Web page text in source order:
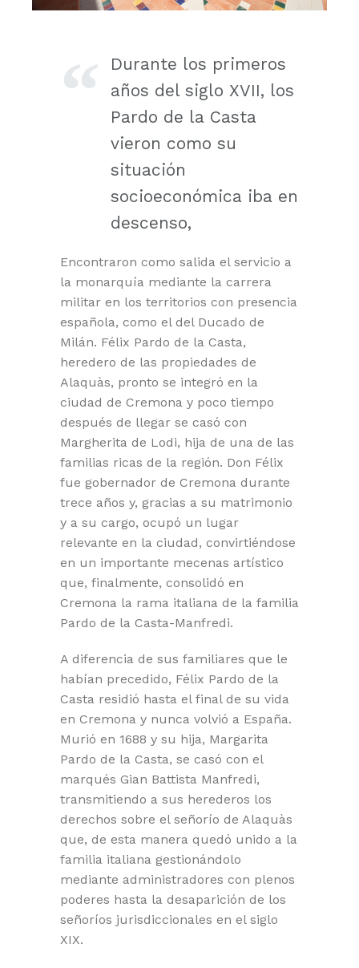
Durante los primeros
años del siglo XVII, los
Pardo de la Casta
vieron como su
situación
socioeconómica iba en
descenso,
Encontraron como salida el servicio a
la monarquía mediante la carrera
militar en los territorios con presencia
española, como el del Ducado de
Milán. Félix Pardo de la Casta,
heredero de las propiedades de
Alaquàs, pronto se integró en la
ciudad de Cremona y poco tiempo
después de llegar se casó con
Margherita de Lodi, hija de una de las
familias ricas de la región. Don Félix
fue gobernador de Cremona durante
trece años y, gracias a su matrimonio
y a su cargo, ocupó un lugar
relevante en la ciudad, convirtiéndose
en un importante mecenas artístico
que, finalmente, consolidó en
Cremona la rama italiana de la familia
Pardo de la Casta-Manfredi.
A diferencia de sus familiares que le
habían precedido, Félix Pardo de la
Casta residió hasta el final de su vida
en Cremona y nunca volvió a España.
Murió en 1688 y su hija, Margarita
Pardo de la Casta, se casó con el
marqués Gian Battista Manfredi,
transmitiendo a sus herederos los
derechos sobre el señorío de Alaquàs
que, de esta manera quedó unido a la
familia italiana gestionándolo
mediante administradores con plenos
poderes hasta la desaparición de los
señoríos jurisdiccionales en el siglo
XIX.